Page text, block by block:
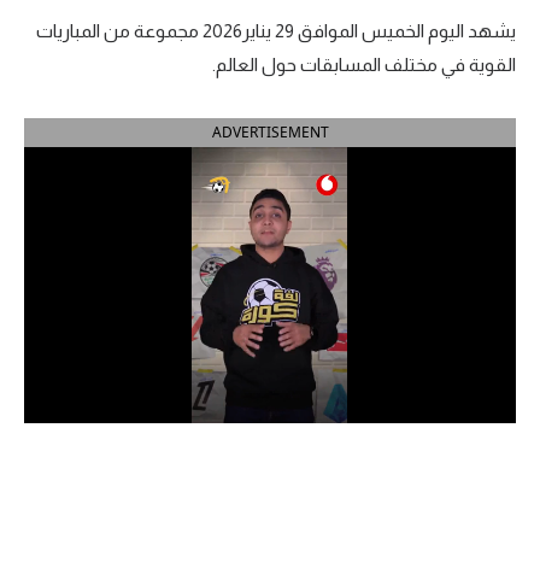
الدوري الإنجليزي الممتاز
الدوري الإسباني
الدوري السعودي للمحترفين
يشهد اليوم الخميس الموافق 29 يناير2026 مجموعة من المباريات
القوية في مختلف المسابقات حول العالم.
ADVERTISEMENT